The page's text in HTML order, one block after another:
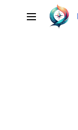
springenHauptmenü